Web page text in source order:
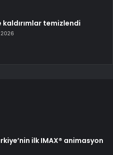
kaldırımlar temizlendi
ilk IMAX® animasyon